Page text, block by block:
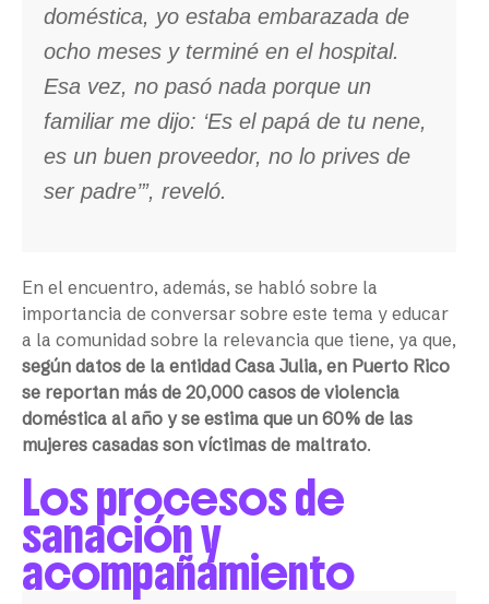
doméstica, yo estaba embarazada de
ocho meses y terminé en el hospital.
Esa vez, no pasó nada porque un
familiar me dijo: ‘Es el papá de tu nene,
es un buen proveedor, no lo prives de
ser padre’”, reveló.
En el encuentro, además, se habló sobre la
importancia de conversar sobre este tema y educar
a la comunidad sobre la relevancia que tiene, ya que,
según datos de la entidad Casa Julia, en Puerto Rico
se reportan más de 20,000 casos de violencia
doméstica al año y se estima que un 60% de las
mujeres casadas son víctimas de maltrato.
Los procesos de
sanación y
acompañamiento